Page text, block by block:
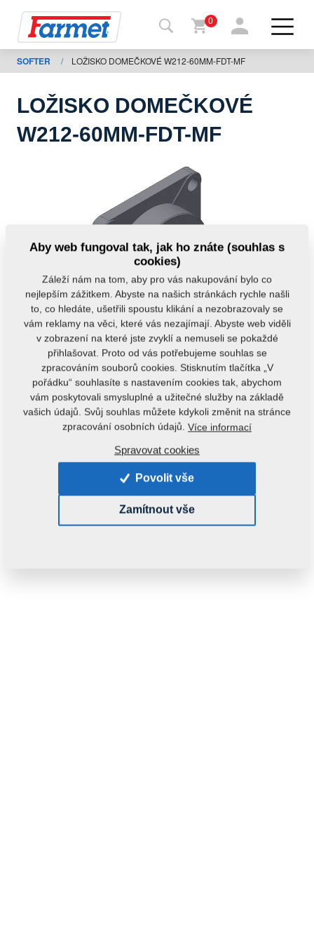
Zpět
na
shop
stažení
0
SOFTER / LOŽISKO DOMEČKOVÉ W212-60MM-FDT-MF
LOŽISKO DOMEČKOVÉ
W212-60MM-FDT-MF
m12970
Tento díl je použitelný i pro následující stroje:
Aby web fungoval tak, jak ho znáte (souhlas s
cookies)
Záleží nám na tom, aby pro vás nakupování bylo co
nejlepším zážitkem. Abyste na našich stránkách rychle našli
to, co hledáte, ušetřili spoustu klikání a nezobrazovaly se
vám reklamy na věci, které vás nezajímají. Abyste web viděli
v zobrazení na které jste zvyklí a nemuseli se pokaždé
přihlašovat. Proto od vás potřebujeme souhlas se
zpracováním souborů cookies. Stisknutím tlačítka „V
pořádku“ souhlasíte s nastavením cookies tak, abychom
vám poskytovali smysluplné a užitečné služby na základě
vašich údajů. Svůj souhlas můžete kdykoli změnit na stránce
zpracování osobních údajů. Více informací
Spravovat cookies
Povolit vše
Zamítnout vše